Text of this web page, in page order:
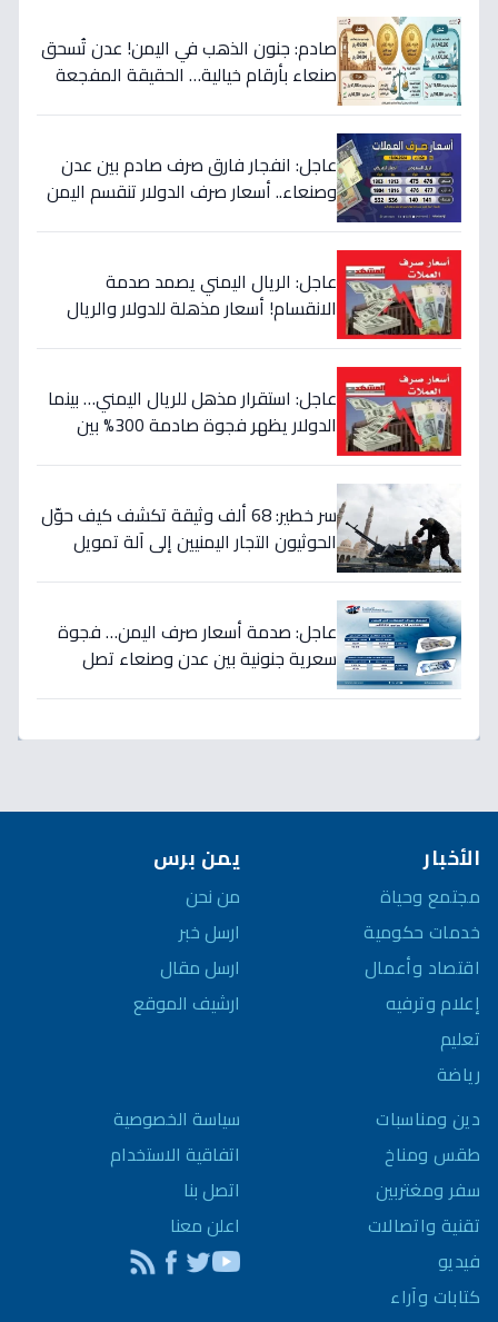
صادم: جنون الذهب في اليمن! عدن تُسحق
صنعاء بأرقام خيالية… الحقيقة المفجعة
عاجل: انفجار فارق صرف صادم بين عدن
وصنعاء.. أسعار صرف الدولار تنقسم اليمن
عاجل: الريال اليمني يصمد صدمة
الانقسام! أسعار مذهلة للدولار والريال
عاجل: استقرار مذهل للريال اليمني… بينما
الدولار يظهر فجوة صادمة 300% بين
سر خطير: 68 ألف وثيقة تكشف كيف حوّل
الحوثيون التجار اليمنيين إلى آلة تمويل
عاجل: صدمة أسعار صرف اليمن… فجوة
سعرية جنونية بين عدن وصنعاء تصل
الأخبار
مجتمع وحياة
خدمات حكومية
اقتصاد وأعمال
إعلام وترفيه
تعليم
رياضة
دين ومناسبات
طقس ومناخ
سفر ومغتربين
تقنية واتصالات
فيديو
كتابات وآراء
يمن برس
من نحن
ارسل خبر
ارسل مقال
ارشيف الموقع
سياسة الخصوصية
اتفاقية الاستخدام
اتصل بنا
اعلن معنا